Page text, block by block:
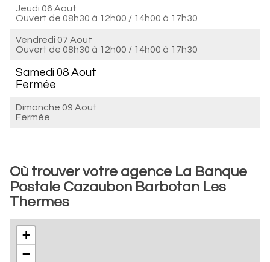
Jeudi 06 Aout
Ouvert de 08h30 à 12h00 / 14h00 à 17h30
Vendredi 07 Aout
Ouvert de 08h30 à 12h00 / 14h00 à 17h30
Samedi 08 Aout
Fermée
Dimanche 09 Aout
Fermée
Où trouver votre agence La Banque
Postale Cazaubon Barbotan Les
Thermes
+
−